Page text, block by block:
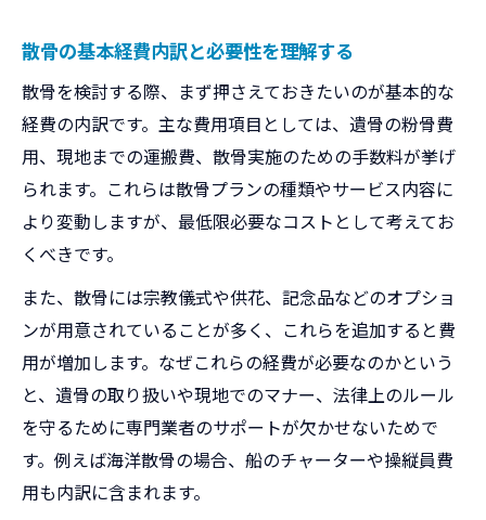
無駄なオプションを省く選び方を伝授
納骨費用を抑える散骨選択術のコツ
一番お金のかからない納骨方法を探る
散骨で納骨費用を削減する具体策
樹木葬と散骨の費用比較と選び方
家族で考える散骨経費見直し術
家族の参加有無で変わる散骨経費を解説
少人数に適した散骨プランの選び方
セレモニー省略で費用を抑える方法
家族で話し合う散骨経費の見直しポイント
遠方家族の事情を考慮したプラン選定法
散骨の基本経費内訳と必要性を理解する
散骨を検討する際、まず押さえておきたいのが基本的な
経費の内訳です。主な費用項目としては、遺骨の粉骨費
用、現地までの運搬費、散骨実施のための手数料が挙げ
られます。これらは散骨プランの種類やサービス内容に
より変動しますが、最低限必要なコストとして考えてお
くべきです。
また、散骨には宗教儀式や供花、記念品などのオプショ
ンが用意されていることが多く、これらを追加すると費
用が増加します。なぜこれらの経費が必要なのかという
と、遺骨の取り扱いや現地でのマナー、法律上のルール
を守るために専門業者のサポートが欠かせないためで
す。例えば海洋散骨の場合、船のチャーターや操縦員費
用も内訳に含まれます。